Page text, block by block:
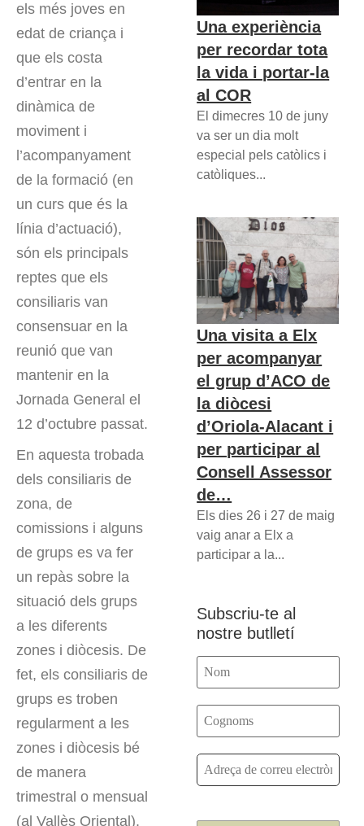
els més joves en
edat de criança i
que els costa
d’entrar en la
dinàmica de
moviment i
l’acompanyament
de la formació (en
un curs que és la
línia d’actuació),
són els principals
reptes que els
consiliaris van
consensuar en la
reunió que van
mantenir en la
Jornada General el
12 d’octubre passat.
En aquesta trobada
dels consiliaris de
zona, de
comissions i alguns
de grups es va fer
un repàs sobre la
situació dels grups
a les diferents
zones i diòcesis. De
fet, els consiliaris de
grups es troben
regularment a les
zones i diòcesis bé
de manera
trimestral o mensual
(al Vallès Oriental).
Una experiència
per recordar tota
la vida i portar-la
al COR
El dimecres 10 de juny
va ser un dia molt
especial pels catòlics i
catòliques...
Una visita a Elx
per acompanyar
el grup d’ACO de
la diòcesi
d’Oriola-Alacant i
per participar al
Consell Assessor
de…
Els dies 26 i 27 de maig
vaig anar a Elx a
participar a la...
Subscriu-te al
nostre butlletí